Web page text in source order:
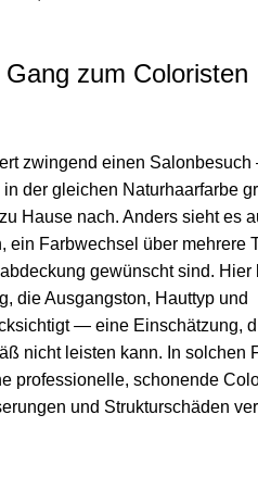
zum Coloristen
zwingend einen
der gleichen Naturhaarfarbe
Hause nach. Anders sieht es
ein Farbwechsel über mehrere
gewünscht sind. Hier
die Ausgangston, Hauttyp und
— eine Einschätzung,
nicht leisten kann. In solchen
professionelle, schonende
und Strukturschäden